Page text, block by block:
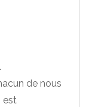
de nous
est